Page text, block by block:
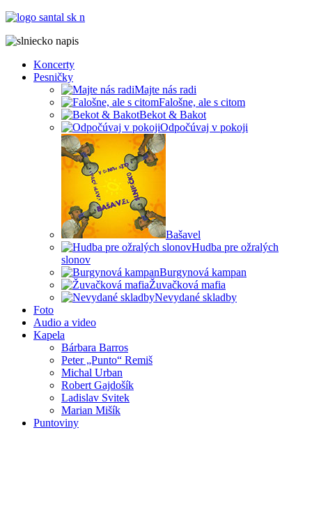
Koncerty
Pesničky
Majte nás radi
Falošne, ale s citom
Bekot & Bakot
Odpočúvaj v pokoji
Bašavel
Hudba pre ožralých
slonov
Burgynová kampan
Žuvačková mafia
Nevydané skladby
Foto
Audio a video
Kapela
Bárbara Barros
Peter „Punto“ Remiš
Michal Urban
Robert Gajdošík
Ladislav Svitek
Marian Mišík
Puntoviny